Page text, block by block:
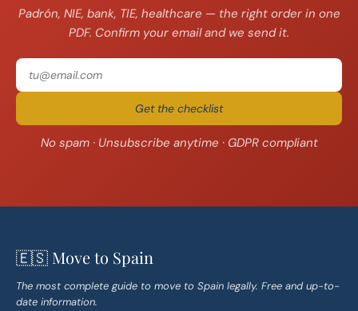
Padrón, NIE, bank, TIE, healthcare — the right order in one
PDF. Confirm your email and we send it.
Get the checklist
No spam · Unsubscribe anytime · GDPR compliant
🇪🇸 Move to Spain
The most complete guide to move to Spain legally. Free and up-to-
date information.